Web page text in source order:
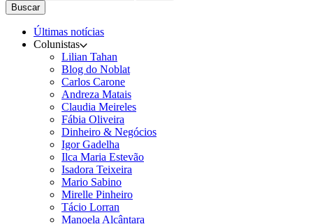
Buscar
Últimas notícias
Colunistas
Lilian Tahan
Blog do Noblat
Carlos Carone
Andreza Matais
Claudia Meireles
Fábia Oliveira
Dinheiro & Negócios
Igor Gadelha
Ilca Maria Estevão
Isadora Teixeira
Mario Sabino
Mirelle Pinheiro
Tácio Lorran
Manoela Alcântara